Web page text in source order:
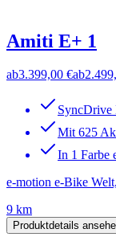
Amiti E+ 1
ab3.399,00 €ab
SyncDrive
Mit 625
In 1 Farbe
e-motion e-Bike
9 km
Produktdetails